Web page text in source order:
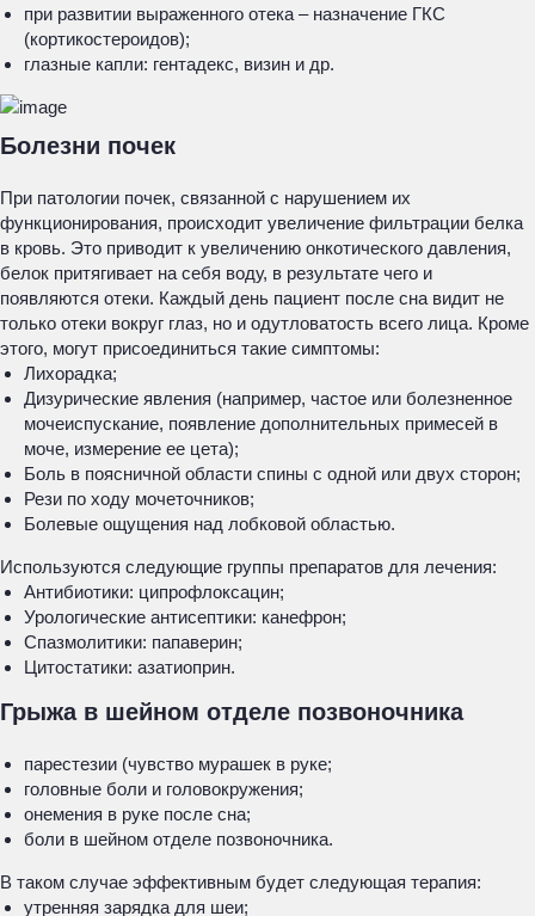
при развитии выраженного отека – назначение ГКС
(кортикостероидов);
глазные капли: гентадекс, визин и др.
Болезни почек
При патологии почек, связанной с нарушением их
функционирования, происходит увеличение фильтрации белка
в кровь. Это приводит к увеличению онкотического давления,
белок притягивает на себя воду, в результате чего и
появляются отеки. Каждый день пациент после сна видит не
только отеки вокруг глаз, но и одутловатость всего лица. Кроме
этого, могут присоединиться такие симптомы:
Лихорадка;
Дизурические явления (например, частое или болезненное
мочеиспускание, появление дополнительных примесей в
моче, измерение ее цета);
Боль в поясничной области спины с одной или двух сторон;
Рези по ходу мочеточников;
Болевые ощущения над лобковой областью.
Используются следующие группы препаратов для лечения:
Антибиотики: ципрофлоксацин;
Урологические антисептики: канефрон;
Спазмолитики: папаверин;
Цитостатики: азатиоприн.
Грыжа в шейном отделе позвоночника
парестезии (чувство мурашек в руке;
головные боли и головокружения;
онемения в руке после сна;
боли в шейном отделе позвоночника.
В таком случае эффективным будет следующая терапия:
утренняя зарядка для шеи;